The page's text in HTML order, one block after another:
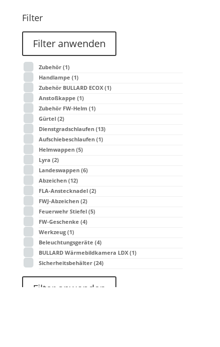
Filter
Filter anwenden
Zubehör (1)
Handlampe (1)
Zubehör BULLARD ECOX (1)
Anstoßkappe (1)
Zubehör FW-Helm (1)
Gürtel (2)
Dienstgradschlaufen (13)
Aufschiebeschlaufen (1)
Helmwappen (5)
Lyra (2)
Landeswappen (6)
Abzeichen (12)
FLA-Anstecknadel (2)
FWJ-Abzeichen (2)
Feuerwehr Stiefel (5)
FW-Geschenke (4)
Werkzeug (1)
Beleuchtungsgeräte (4)
BULLARD Wärmebildkamera LDX (1)
Sicherheitsbehälter (24)
Filter anwenden